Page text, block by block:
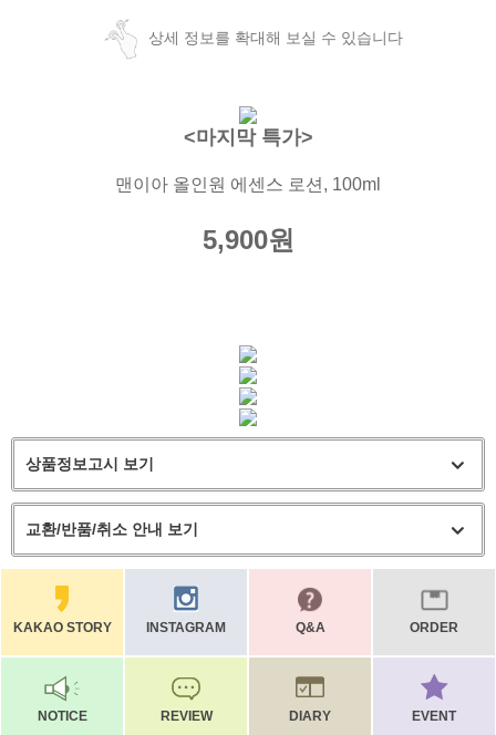
상세 정보를 확대해 보실 수 있습니다
<마지막 특가>
맨이아 올인원 에센스 로션, 100ml
5,900원
상품정보고시 보기
교환/반품/취소 안내 보기
KAKAO STORY INSTAGRAM Q&A ORDER
NOTICE REVIEW DIARY EVENT